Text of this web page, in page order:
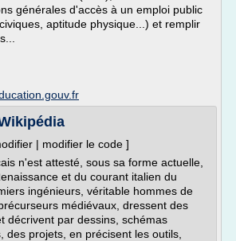
générales d'accès à un emploi public
aptitude physique...) et remplir
| modifier le code ]
n'est attesté, sous sa forme actuelle,
et du courant italien du
ingénieurs, véritable hommes de
médiévaux, dressent des
décrivent par dessins, schémas
des projets, en précisent les outils,